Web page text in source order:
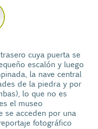
cuya puerta se
escalón y luego
la nave central
de la piedra y por
lo que no es
el museo
se acceden por una
fotográfico